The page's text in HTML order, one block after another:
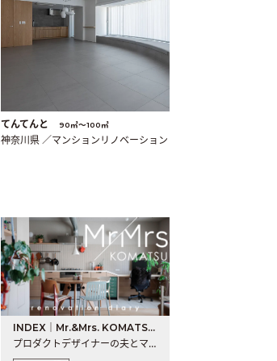
てんてんと 90㎡〜100㎡
神奈川県 ／マンションリノベーション
INDEX｜Mr.&Mrs. KOMATSU renovation diary
プロダクトデザイナーの夫とマーチャンダイザーの妻が、夫婦で..